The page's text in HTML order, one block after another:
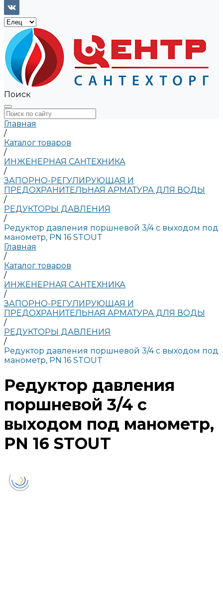
Поиск
Главная
/
Каталог товаров
/
ИНЖЕНЕРНАЯ САНТЕХНИКА
/
ЗАПОРНО-РЕГУЛИРУЮЩАЯ И
ПРЕДОХРАНИТЕЛЬНАЯ АРМАТУРА ДЛЯ ВОДЫ
/
РЕДУКТОРЫ ДАВЛЕНИЯ
/
Редуктор давления поршневой 3/4 с выходом под
манометр, PN 16 STOUT
Главная
/
Каталог товаров
/
ИНЖЕНЕРНАЯ САНТЕХНИКА
/
ЗАПОРНО-РЕГУЛИРУЮЩАЯ И
ПРЕДОХРАНИТЕЛЬНАЯ АРМАТУРА ДЛЯ ВОДЫ
/
РЕДУКТОРЫ ДАВЛЕНИЯ
/
Редуктор давления поршневой 3/4 с выходом под
манометр, PN 16 STOUT
Редуктор давления
поршневой 3/4 с
выходом под манометр,
PN 16 STOUT